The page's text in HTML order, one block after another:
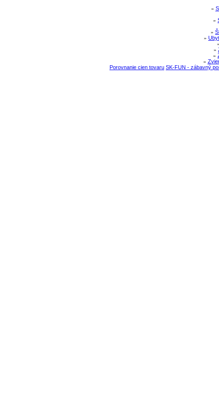
»
»
»
»
»
»
»
Porovnanie cien tovaru SK-FUN - zábavný